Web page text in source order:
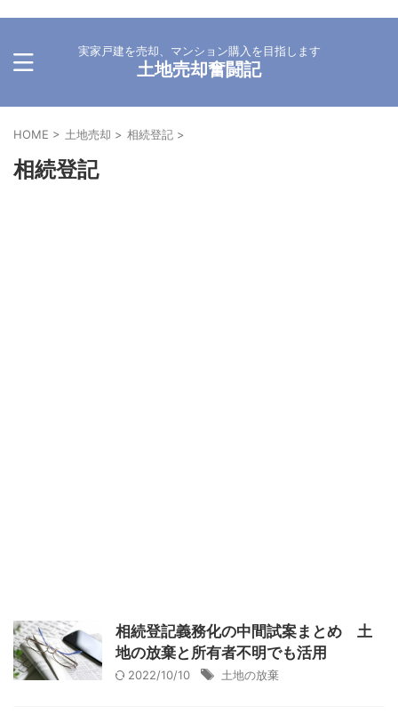
実家戸建を売却、マンション購入を目指します
土地売却奮闘記
HOME > 土地売却 > 相続登記 >
相続登記
相続登記義務化の中間試案まとめ 土
地の放棄と所有者不明でも活用
2022/10/10 土地の放棄